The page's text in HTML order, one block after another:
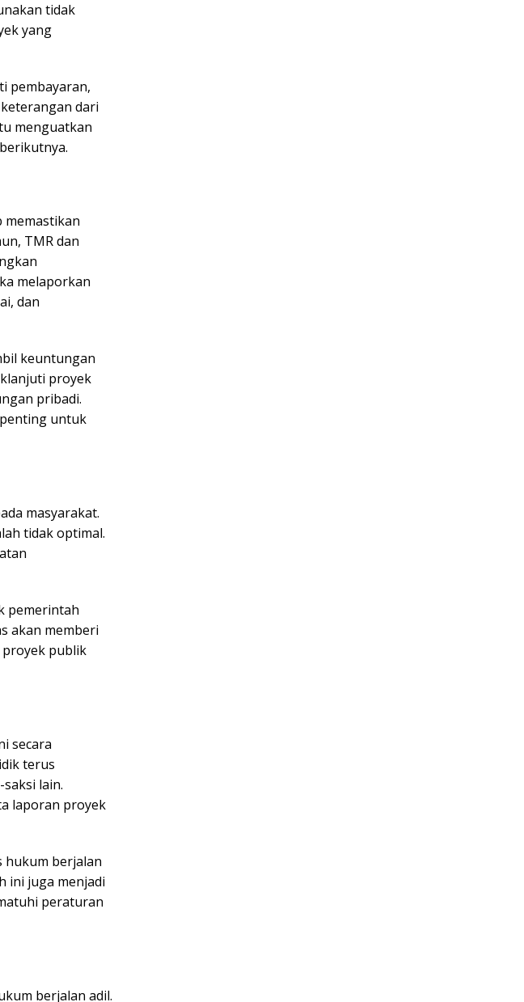
tidak
yang
pembayaran,
dari
menguatkan
TMR dan
melaporkan
dan
keuntungan
proyek
pribadi.
untuk
masyarakat.
tidak optimal.
pemerintah
akan memberi
proyek publik
secara
terus
lain.
laporan proyek
hukum berjalan
ini juga menjadi
peraturan
berjalan adil.